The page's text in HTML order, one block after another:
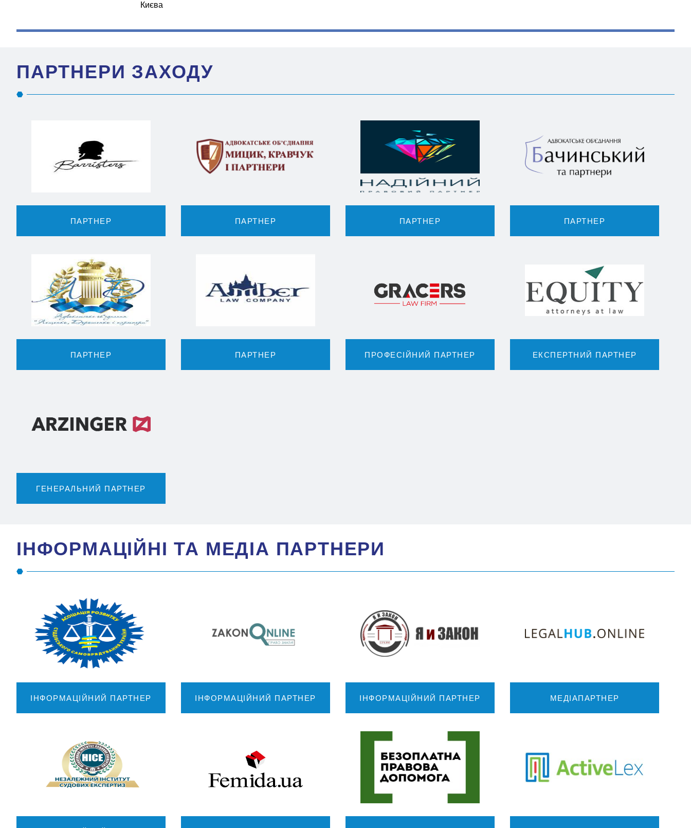
Києва
ПАРТНЕРИ ЗАХОДУ
ПАРТНЕР ПАРТНЕР ПАРТНЕР ПАРТНЕР
ПАРТНЕР ПАРТНЕР ПРОФЕСІЙНИЙ ПАРТНЕР ЕКСПЕРТНИЙ ПАРТНЕР
ГЕНЕРАЛЬНИЙ ПАРТНЕР
IНФОРМАЦIЙНI ТА МЕДIА ПАРТНЕРИ
ІНФОРМАЦІЙНИЙ ПАРТНЕР ІНФОРМАЦІЙНИЙ ПАРТНЕР ІНФОРМАЦІЙНИЙ ПАРТНЕР МЕДІАПАРТНЕР